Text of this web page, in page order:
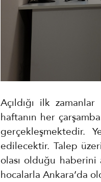
Açıldığı ilk
haftanın her
gerçekleşmektedir.
edilecektir. Talep
olası olduğu haberini
hocalarla Ankara’da